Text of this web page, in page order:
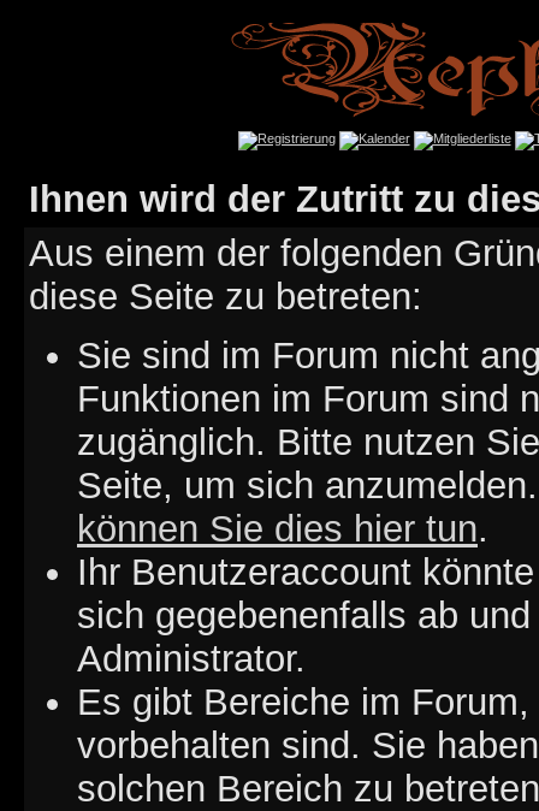
Ihnen wird der Zutritt zu
Aus einem der folgenden
diese Seite zu betreten:
Sie sind im Forum nicht
Funktionen im Forum sind
zugänglich. Bitte nutzen
Seite, um sich
können Sie dies hier tun.
Ihr Benutzeraccount
sich gegebenenfalls ab
Administrator.
Es gibt Bereiche im
vorbehalten sind. Sie
solchen Bereich zu